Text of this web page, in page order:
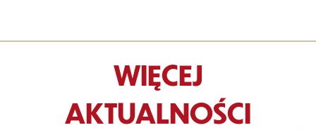
WIĘCEJ
AKTUALNOŚCI